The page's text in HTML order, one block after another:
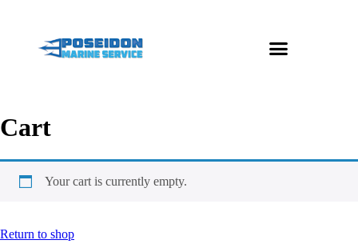
Cart
Your cart is currently empty.
Return to shop